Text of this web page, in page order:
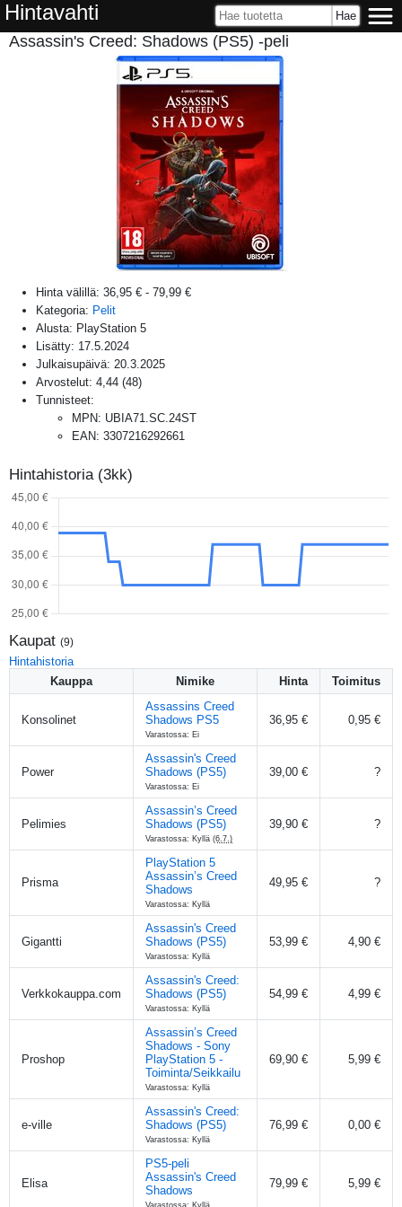
Hintavahti
Assassin's Creed: Shadows (PS5) -peli
Hinta välillä: 36,95 € - 79,99 €
Kategoria: Pelit
Alusta: PlayStation 5
Lisätty: 17.5.2024
Julkaisupäivä: 20.3.2025
Arvostelut: 4,44 (48)
Tunnisteet:
MPN: UBIA71.SC.24ST
EAN: 3307216292661
Hintahistoria (3kk)
Kaupat (9)
Hintahistoria
Kauppa
Nimike Hinta Toimitus
Konsolinet
Assassins Creed
Shadows PS5
Varastossa: Ei
36,95 € 0,95 €
Power
Assassin's Creed
Shadows (PS5)
Varastossa: Ei
39,00 € ?
Pelimies
Assassin’s Creed
Shadows (PS5)
Varastossa: Kyllä (6.7.)
39,90 € ?
Prisma
PlayStation 5
Assassin’s Creed
Shadows
Varastossa: Kyllä
49,95 € ?
Gigantti
Assassin's Creed
Shadows (PS5)
Varastossa: Kyllä
53,99 € 4,90 €
Verkkokauppa.com
Assassin's Creed:
Shadows (PS5)
Varastossa: Kyllä
54,99 € 4,99 €
Proshop
Assassin’s Creed
Shadows - Sony
PlayStation 5 -
Toiminta/Seikkailu
Varastossa: Kyllä
69,90 € 5,99 €
e-ville
Assassin's Creed:
Shadows (PS5)
Varastossa: Kyllä
76,99 € 0,00 €
Elisa
PS5-peli
Assassin's Creed
Shadows
Varastossa: Kyllä
79,99 € 5,99 €